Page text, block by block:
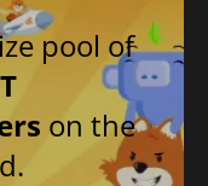
pool of
on the